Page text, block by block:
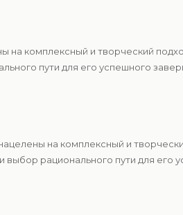
комплексный и творческий
пути для его успешного
на комплексный и
рационального пути для его